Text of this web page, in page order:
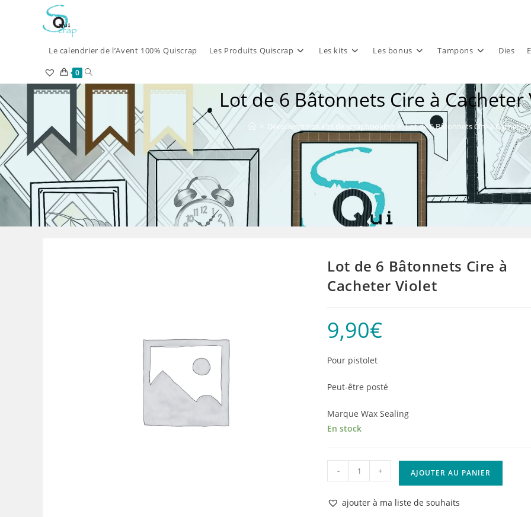
Le calendrier de l’Avent 100% Quiscrap Les Produits Quiscrap Les kits Les bonus Tampons Dies
0 Toggle
website
search
Lot de 6 Bâtonnets Cire à Cacheter
> Découvrez nos kits de scrapbooking Lot de 6 Bâtonnets Cire à Cacheter
Lot de 6 Bâtonnets Cire à
Cacheter Violet
9,90€
Pour pistolet
Peut-être posté
Marque Wax Sealing
En stock
quantité
de
Lot
- + AJOUTER AU PANIER
ajouter à ma liste de souhaits